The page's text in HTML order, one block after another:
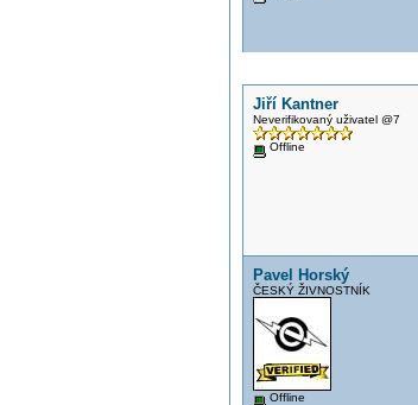
Jiří Kantner
Neverifikovaný uživatel @7
Offline
Pavel Horský
ČESKÝ ŽIVNOSTNÍK
Offline